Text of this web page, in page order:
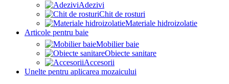
Adezivi
Chit de rosturi
Materiale hidroizolatie
Articole pentru baie
Mobilier baie
Obiecte sanitare
Accesorii
Unelte pentru aplicarea mozaicului